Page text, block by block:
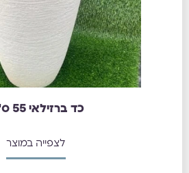
כד ברזילאי 55 ס"מ
לצפייה במוצר